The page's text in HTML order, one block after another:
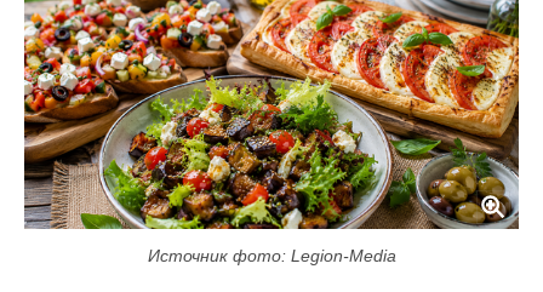
Источник фото: Legion-Media